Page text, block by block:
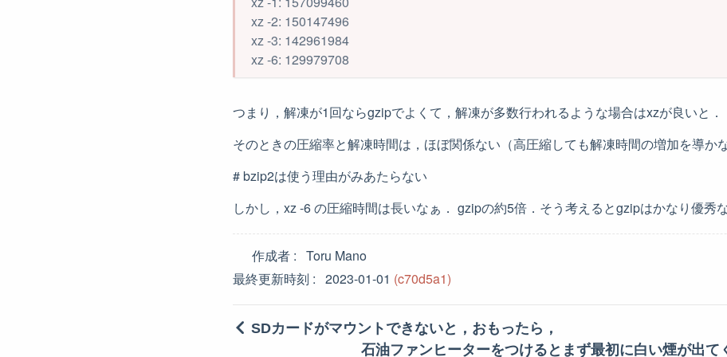
xz -2: 150147496
xz -3: 142961984
xz -6: 129979708
つまり，解凍が1回ならgzipでよくて，解凍が多数行われるような場合はxzが良いと．
そのときの圧縮率と解凍時間は，ほぼ関係ない（高圧縮しても解凍時間の増加を導か
# bzip2は使う理由がみあたらない
しかし，xz -6 の圧縮時間は長いなぁ． gzipの約5倍．そう考えるとgzipはかなり優秀
作成者
Toru Mano
最終更新時刻
2023-01-01 (c70d5a1)
SDカードがマウントできないと，おもったら，
石油ファンヒーターをつけるとまず最初に白い煙が出て